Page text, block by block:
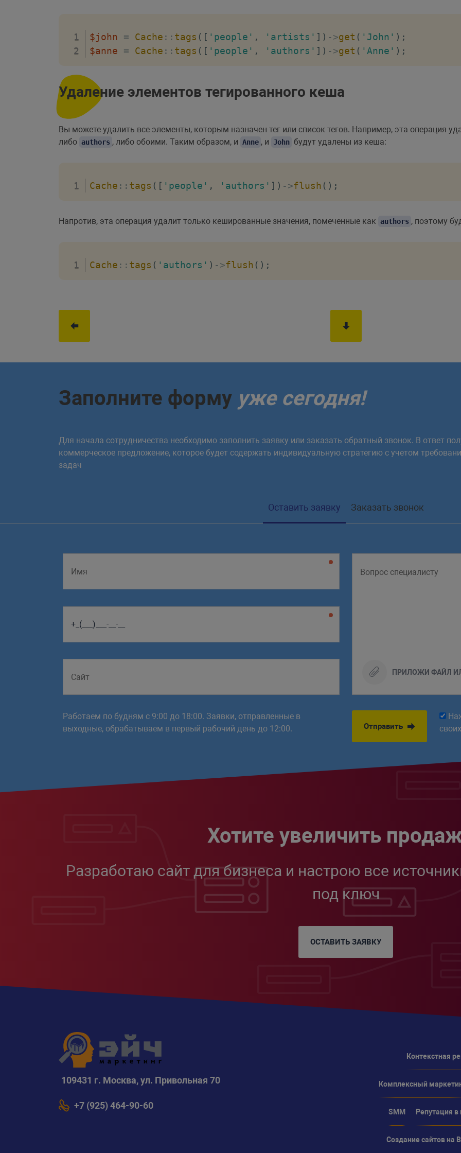
$john = Cache :: tags ( [ 'people' , 'artists' ] ) ->get ( 'John' ) ;
$anne
= Cache :: tags ( [ 'people' , 'authors' ] ) ->get ( 'Anne' ) ;
Удаление элементов тегированного кеша
Вы можете удалить все элементы, которым назначен тег или список тегов. Например, эта операция
либо authors , либо обоими. Таким образом, и Anne , и John будут удалены из кеша:
Cache :: tags ( [ 'people' , 'authors' ] ) ->flush ( ) ;
Напротив, эта операция удалит только кешированные значения, помеченные как authors , поэтому
Cache :: tags ( 'authors' ) ->flush ( ) ;
Заполните форму уже сегодня!
Для начала сотрудничества необходимо заполнить заявку или заказать обратный звонок. В ответ
коммерческое предложение, которое будет содержать индивидуальную стратегию с учетом
задач
Оставить заявку Заказать звонок
ПРИЛОЖИ ФАЙЛ
Работаем по будням с 9:00 до 18:00. Заявки, отправленные в
выходные, обрабатываем в первый рабочий день до 12:00.
Отправить
своих
Хотите увеличить
Разработаю сайт для бизнеса и настрою все
под ключ
ОСТАВИТЬ ЗАЯВКУ
109431 г. Москва, ул. Привольная 70
+7 (925) 464-90-60
Контекстная
Комплексный
SMM Репутация в
Создание сайтов на